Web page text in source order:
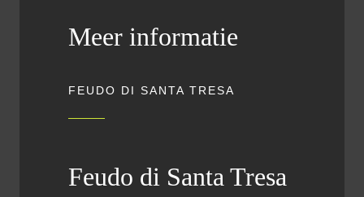
Meer informatie
FEUDO DI SANTA TRESA
Feudo di Santa Tresa